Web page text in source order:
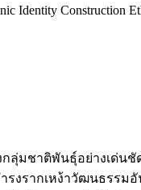
Construction
กลุ่มชาติพันธุ์อย่างเ
รงรากเหง้าวัฒนธ